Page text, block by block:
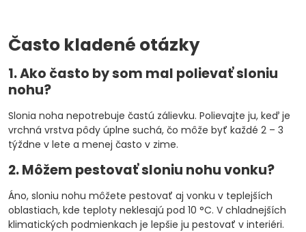
Často kladené otázky
1. Ako často by som mal polievať sloniu
nohu?
Slonia noha nepotrebuje častú zálievku. Polievajte ju, keď je
vrchná vrstva pôdy úplne suchá, čo môže byť každé 2 – 3
týždne v lete a menej často v zime.
2. Môžem pestovať sloniu nohu vonku?
Áno, sloniu nohu môžete pestovať aj vonku v teplejších
oblastiach, kde teploty neklesajú pod 10 °C. V chladnejších
klimatických podmienkach je lepšie ju pestovať v interiéri.